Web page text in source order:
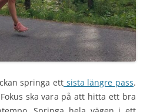
springa ettsista längre pass.
ska vara på att hitta ett bra